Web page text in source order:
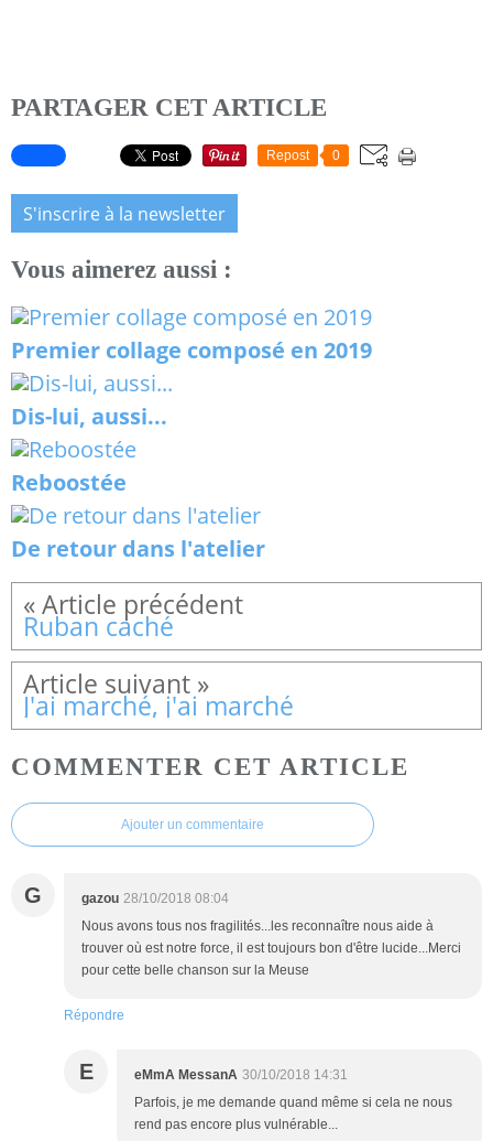
PARTAGER CET ARTICLE
Repost 0
S'inscrire à la newsletter
Vous aimerez aussi :
Premier collage composé en 2019
Dis-lui, aussi...
Reboostée
De retour dans l'atelier
Ruban caché
J'ai marché, j'ai marché
COMMENTER CET ARTICLE
Ajouter un commentaire
G gazou 28/10/2018 08:04
Nous avons tous nos fragilités...les reconnaître nous aide à
trouver où est notre force, il est toujours bon d'être lucide...Merci
pour cette belle chanson sur la Meuse
Répondre
E eMmA MessanA 30/10/2018 14:31
Parfois, je me demande quand même si cela ne nous
rend pas encore plus vulnérable...